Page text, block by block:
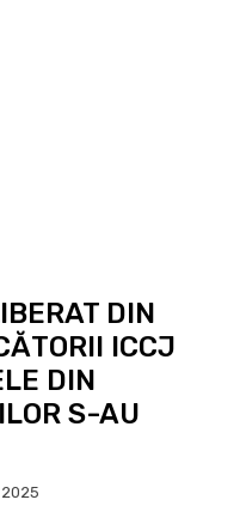
DIN
ICCJ
DIN
S-AU